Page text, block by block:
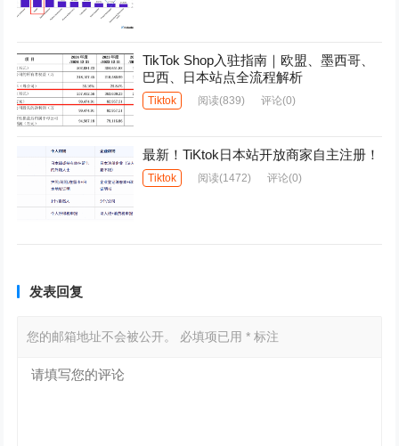
TikTok Shop入驻指南｜欧盟、墨西哥、
巴西、日本站点全流程解析
Tiktok 阅读(839) 评论(0)
最新！TiKtok日本站开放商家自主注册！
Tiktok 阅读(1472) 评论(0)
发表回复
您的邮箱地址不会被公开。 必填项已用* 标注